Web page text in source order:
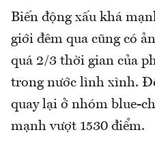
Biến động xấu khá
giới đêm qua cũng có
quá 2/3 thời gian của
trong nước lình xình.
quay lại ở nhóm blue-
mạnh vượt 1530 điểm.